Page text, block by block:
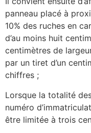
panneau placé à
10% des ruches en
d’au moins huit
centimètres de
par un tiret d’un
chiffres ;
Lorsque la totalité
numéro
être limitée à trois